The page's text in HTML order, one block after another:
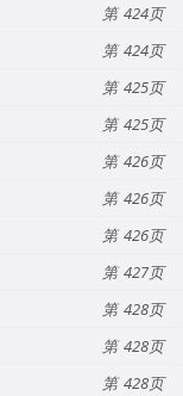
424
424
425
425
426
426
426
427
428
428
428